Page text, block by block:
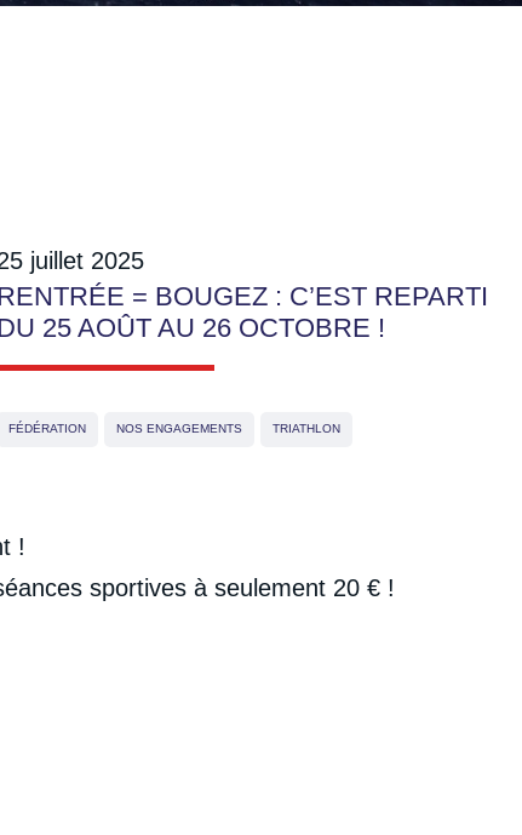
juillet 2025
= BOUGEZ : C’EST REPARTI
25 AOÛT AU 26 OCTOBRE !
FÉDÉRATION NOS ENGAGEMENTS TRIATHLON
!
sportives à seulement 20 € !